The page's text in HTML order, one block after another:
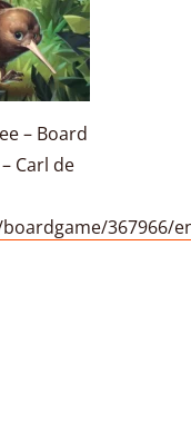
– Board
Carl de
367966/